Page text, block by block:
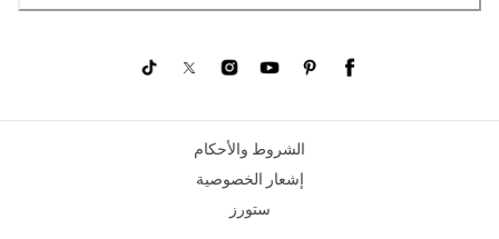
الشروط والأحكام
إشعار الخصوصية
ستورز